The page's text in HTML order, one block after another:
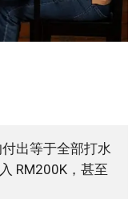
出等于全部打水
RM200K，甚至